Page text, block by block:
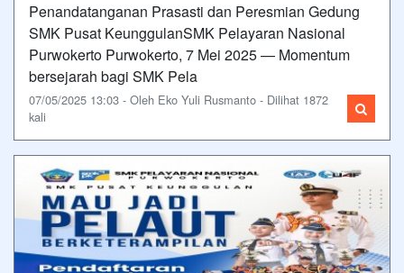
Penandatanganan Prasasti dan Peresmian Gedung
SMK Pusat KeunggulanSMK Pelayaran Nasional
Purwokerto Purwokerto, 7 Mei 2025 — Momentum
bersejarah bagi SMK Pela
07/05/2025 13:03 - Oleh Eko Yuli Rusmanto - Dilihat 1872
kali